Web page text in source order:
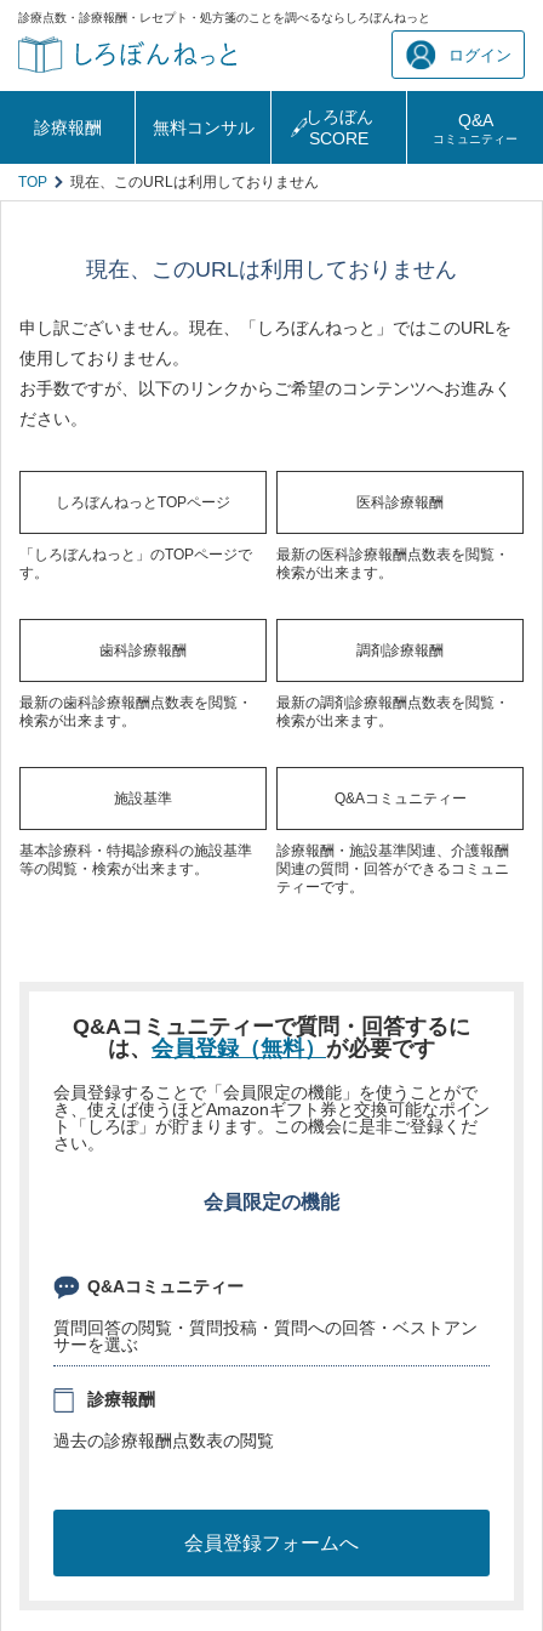
診療点数・診療報酬・レセプト・処方箋のことを調べるならしろぼんねっと
ログイン
診療報酬 無料コンサル
しろぼん
SCORE
Q&A
コミュニティー
TOP 現在、このURLは利用しておりません
現在、このURLは利用しておりません
申し訳ございません。現在、「しろぼんねっと」ではこのURLを
使用しておりません。
お手数ですが、以下のリンクからご希望のコンテンツへお進みく
ださい。
しろぼんねっとTOPページ
「しろぼんねっと」のTOPページで
す。
医科診療報酬
最新の医科診療報酬点数表を閲覧・
検索が出来ます。
歯科診療報酬
最新の歯科診療報酬点数表を閲覧・
検索が出来ます。
調剤診療報酬
最新の調剤診療報酬点数表を閲覧・
検索が出来ます。
施設基準
基本診療科・特掲診療科の施設基準
等の閲覧・検索が出来ます。
Q&Aコミュニティー
診療報酬・施設基準関連、介護報酬
関連の質問・回答ができるコミュニ
ティーです。
Q&Aコミュニティーで質問・回答するに
は、 会員登録（無料） が必要です
会員登録することで「会員限定の機能」を使うことがで
き、使えば使うほどAmazonギフト券と交換可能なポイン
ト「しろぽ」が貯まります。この機会に是非ご登録くだ
さい。
会員限定の機能
Q&Aコミュニティー
質問回答の閲覧・質問投稿・質問への回答・ベストアン
サーを選ぶ
診療報酬
過去の診療報酬点数表の閲覧
会員登録フォームへ